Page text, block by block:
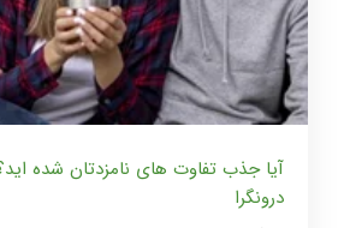
آیا جذب تفاوت های نامزدتان شده
درونگرا